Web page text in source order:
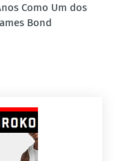
Como Um dos
Bond